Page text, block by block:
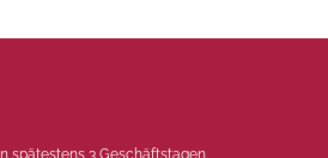
spätestens 3 Geschäftstagen.